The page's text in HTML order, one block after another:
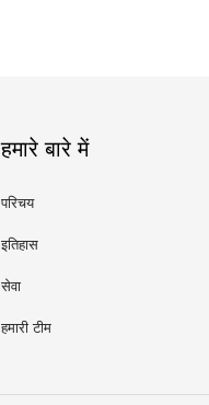
हमारे बारे में
परिचय
इतिहास
सेवा
हमारी टीम